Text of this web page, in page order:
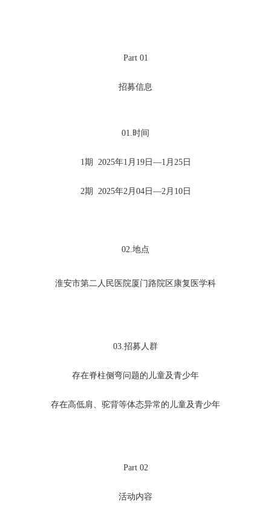
Part 01
招募信息
01.时间
1期 2025年1月19日—1月25日
2期 2025年2月04日—2月10日
02.地点
淮安市第二人民医院厦门路院区康复医学科
03.招募人群
存在脊柱侧弯问题的儿童及青少年
存在高低肩、驼背等体态异常的儿童及青少年
Part 02
活动内容